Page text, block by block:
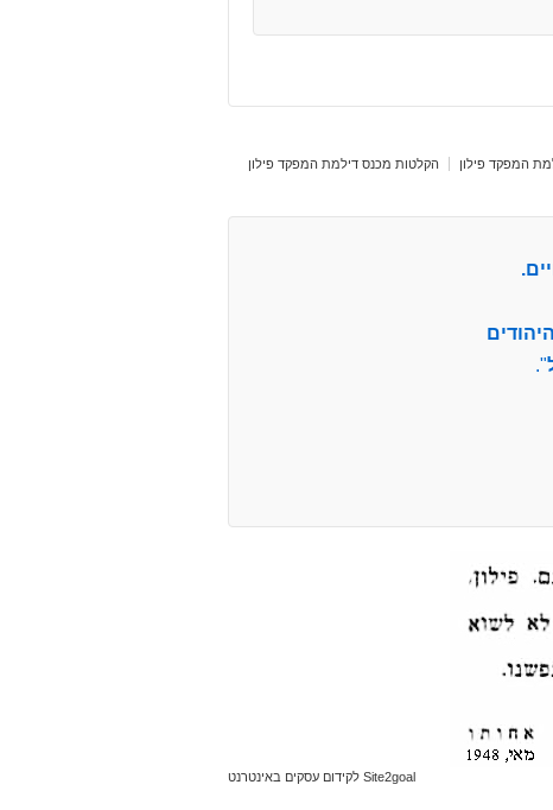
המפקד פילון
הקלטות מכנס דילמת המפקד פילון
".
Site2goal לקידום עסקים באינטרנט